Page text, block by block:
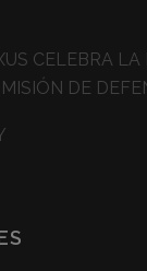
CELEBRA LA
DE